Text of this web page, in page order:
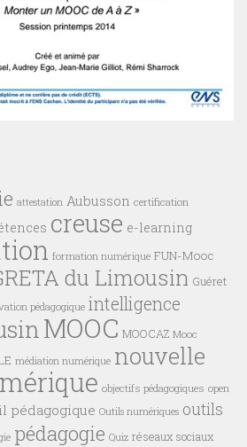
attestation Aubusson certification
creuse e-learning
formation numérique FUN-Mooc
du Limousin Guéret
pédagogique intelligence
MOOC MOOCAZ Mooc
médiation numérique nouvelle
objectifs pédagogiques open
pédagogique Outils numériques outils
pédagogie Quiz réseaux sociaux